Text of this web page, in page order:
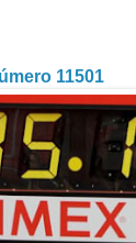
11501